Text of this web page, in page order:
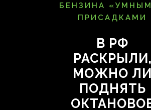
БЕНЗИНА
ПРИСАДКАМИ
В РФ
РАСКРЫЛИ,
МОЖНО ЛИ
ПОДНЯТЬ